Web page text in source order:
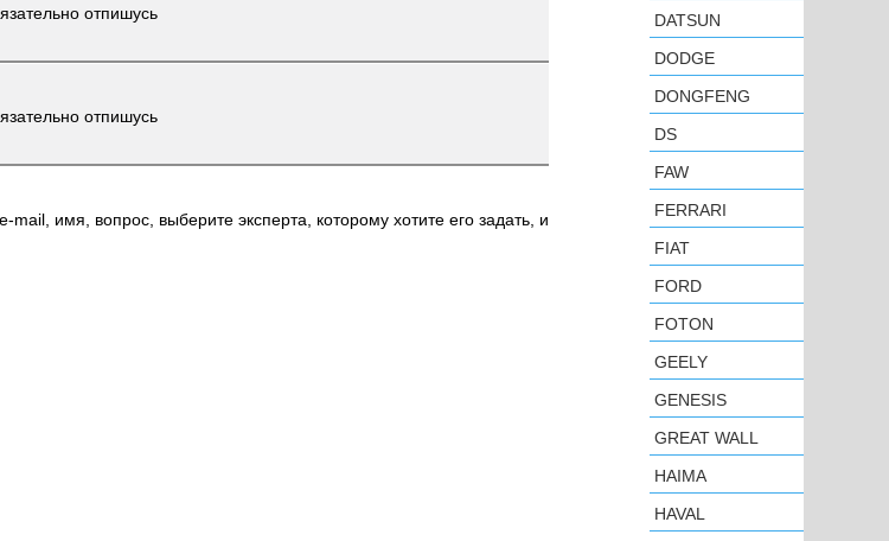
отпишусь
отпишусь
mail, имя, вопрос, выберите эксперта, которому хотите его задать, и
DATSUN
DODGE
DONGFENG
DS
FAW
FERRARI
FIAT
FORD
FOTON
GEELY
GENESIS
GREAT WALL
HAIMA
HAVAL